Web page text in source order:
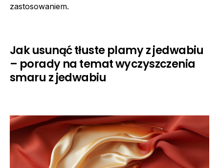
zastosowaniem.
Jak usunąć tłuste plamy z jedwabiu
– porady na temat wyczyszczenia
smaru z jedwabiu